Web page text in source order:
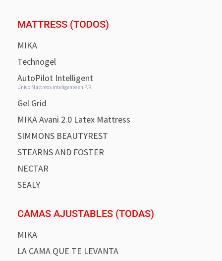
MATTRESS (TODOS)
MIKA
Technogel
AutoPilot Intelligent
Único Mattress inteligente en P.R.
Gel Grid
MIKA Avani 2.0 Latex Mattress
SIMMONS BEAUTYREST
STEARNS AND FOSTER
NECTAR
SEALY
CAMAS AJUSTABLES (TODAS)
MIKA
LA CAMA QUE TE LEVANTA